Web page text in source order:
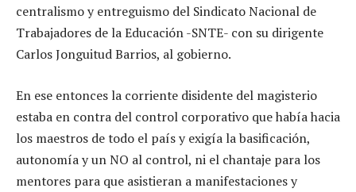
centralismo y entreguismo del Sindicato Nacional de
Trabajadores de la Educación -SNTE- con su dirigente
Carlos Jonguitud Barrios, al gobierno.
En ese entonces la corriente disidente del magisterio
estaba en contra del control corporativo que había hacia
los maestros de todo el país y exigía la basificación,
autonomía y un NO al control, ni el chantaje para los
mentores para que asistieran a manifestaciones y